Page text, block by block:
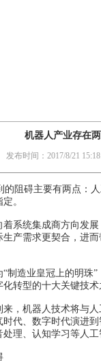
机器人产业存在
发布时间：2017/8/21
的阻碍主要有两点：
。
统集成商方向发展
产需求更契合，进
造业皇冠上的明珠”
转型的十大关键技
机器人技术将与人
代、数字时代演进
理、认知学习等人工